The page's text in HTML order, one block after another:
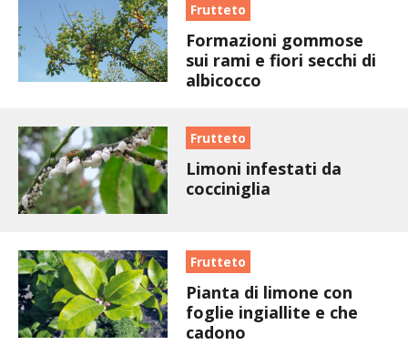
CONSERVARE LA FRUTTA
CONSERVE DELL’ORTO
FACEM
STIHL
NOCCIOLA DI CALABRIA
PELLENC
Frutteto
Formazioni gommose
sui rami e fiori secchi di
albicocco
Frutteto
Limoni infestati da
cocciniglia
Frutteto
Pianta di limone con
foglie ingiallite e che
cadono